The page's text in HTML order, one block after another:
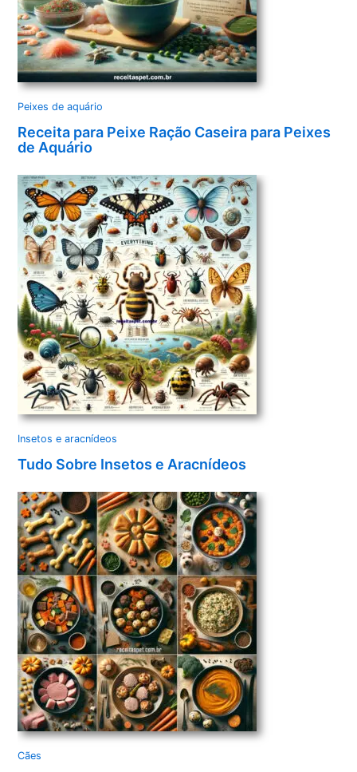
Peixes de aquário
Receita para Peixe Ração Caseira para Peixes
de Aquário
Insetos e aracnídeos
Tudo Sobre Insetos e Aracnídeos
Cães